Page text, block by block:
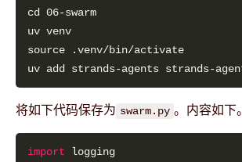
将如下代码保存为 swarm.py 。内容如下。
import